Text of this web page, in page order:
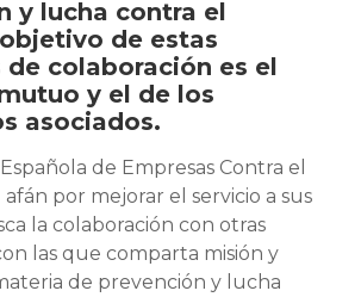
y lucha contra el
de estas
de colaboración es el
y el de los
asociados.
de Empresas Contra el
por mejorar el servicio a sus
la colaboración con otras
las que comparta misión y
de prevención y lucha